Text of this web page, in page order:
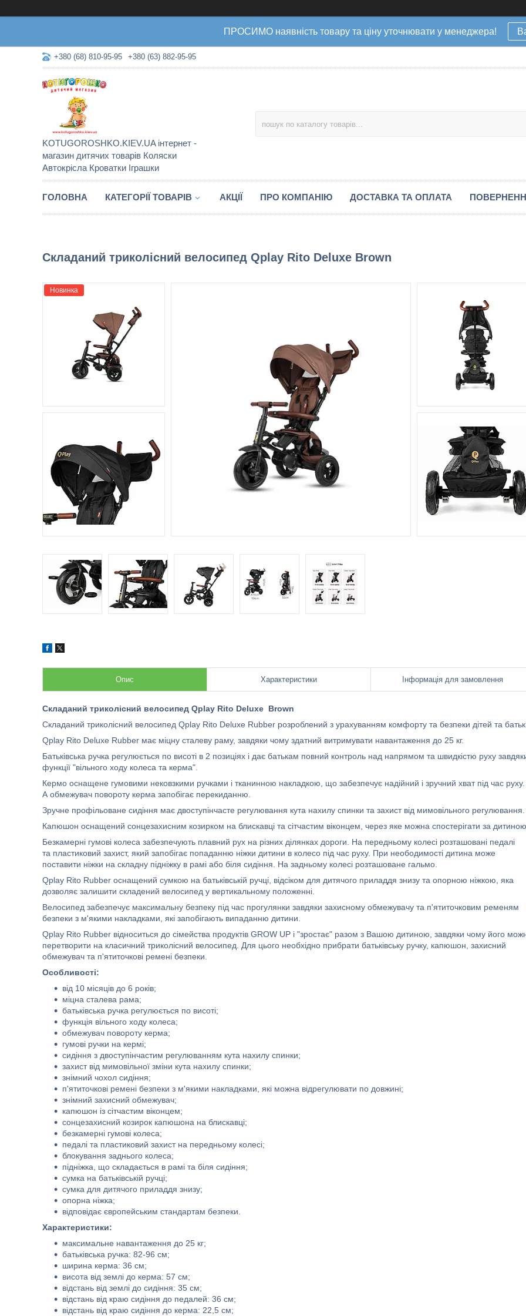
ПРОСИМО наявність товару та ціну уточнювати у менеджера!
+380 (68) 810-95-95 +380 (63) 882-95-95
KOTUGOROSHKO.KIEV.UA інтернет -
магазин дитячих товарів Коляски
Автокрісла Кроватки Іграшки
ГОЛОВНА КАТЕГОРІЇ ТОВАРІВ АКЦІЇ ПРО КОМПАНІЮ ДОСТАВКА ТА ОПЛАТА
Складаний триколісний велосипед Qplay Rito Deluxe Brown
Новинка
Опис Характеристики Інформація для замовлення
Складаний триколісний велосипед Qplay Rito Deluxe Brown
Складаний триколісний велосипед Qplay Rito Deluxe Rubber розроблений з урахуванням комфорту та безпеки дітей та
Qplay Rito Deluxe Rubber має міцну сталеву раму, завдяки чому здатний витримувати навантаження до 25 кг.
Батьківська ручка регулюється по висоті в 2 позиціях і дає батькам повний контроль над напрямом та швидкістю руху
функції "вільного ходу колеса та керма".
Кермо оснащене гумовими нековзкими ручками і тканинною накладкою, що забезпечує надійний і зручний хват під час руху.
А обмежувач повороту керма запобігає перекиданню.
Зручне профільоване сидіння має двоступінчасте регулювання кута нахилу спинки та захист від мимовільного регулювання.
Капюшон оснащений сонцезахисним козирком на блискавці та сітчастим віконцем, через яке можна спостерігати за
Безкамерні гумові колеса забезпечують плавний рух на різних ділянках дороги. На передньому колесі розташовані педалі
та пластиковий захист, який запобігає попаданню ніжки дитини в колесо під час руху. При неободимості дитина може
поставити ніжки на складну підніжку в рамі або біля сидіння. На задньому колесі розташоване гальмо.
Qplay Rito Rubber оснащений сумкою на батьківській ручці, відсіком для дитячого приладдя знизу та опорною ніжкою, яка
дозволяє залишити складений велосипед у вертикальному положенні.
Велосипед забезпечує максимальну безпеку під час прогулянки завдяки захисному обмежувачу та п'ятиточковим ременям
безпеки з м'якими накладками, які запобігають випаданню дитини.
Qplay Rito Rubber відноситься до сімейства продуктів GROW UP і "зростає" разом з Вашою дитиною, завдяки чому його
перетворити на класичний триколісний велосипед. Для цього необхідно прибрати батьківську ручку, капюшон, захисний
обмежувач та п'ятиточкові ремені безпеки.
Особливості:
від 10 місяців до 6 років;
міцна сталева рама;
батьківська ручка регулюється по висоті;
функція вільного ходу колеса;
обмежувач повороту керма;
гумові ручки на кермі;
сидіння з двоступінчастим регулюванням кута нахилу спинки;
захист від мимовільної зміни кута нахилу спинки;
знімний чохол сидіння;
п'ятиточкові ремені безпеки з м'якими накладками, які можна відрегулювати по довжині;
знімний захисний обмежувач;
капюшон із сітчастим віконцем;
сонцезахисний козирок капюшона на блискавці;
безкамерні гумові колеса;
педалі та пластиковий захист на передньому колесі;
блокування заднього колеса;
підніжка, що складається в рамі та біля сидіння;
сумка на батьківській ручці;
сумка для дитячого приладдя знизу;
опорна ніжка;
відповідає європейським стандартам безпеки.
Характеристики:
максимальне навантаження до 25 кг;
батьківська ручка: 82-96 см;
ширина керма: 36 см;
висота від землі до керма: 57 см;
відстань від землі до сидіння: 35 см;
відстань від краю сидіння до педалей: 36 см;
відстань від краю сидіння до керма: 22,5 см;